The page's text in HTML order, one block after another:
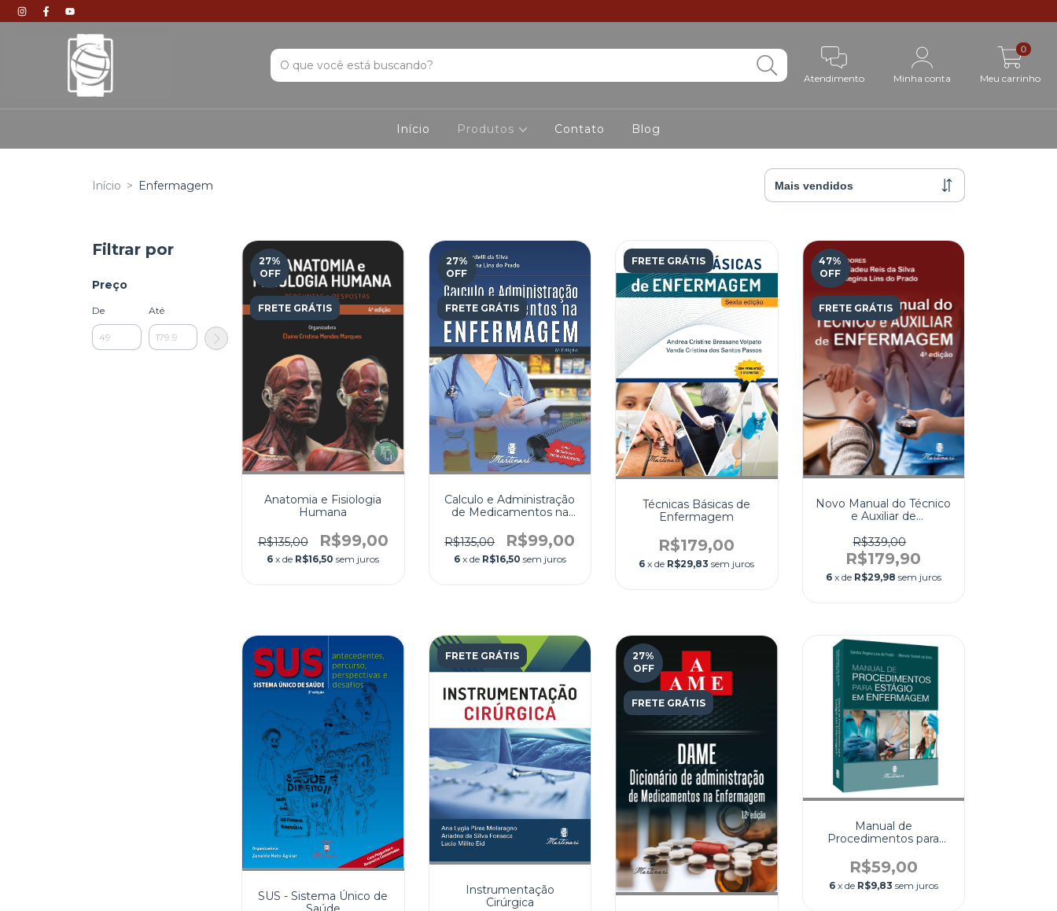
Atendimento Minha conta Meu carrinho
0
Início Produtos Contato Blog
Início > Enfermagem
Filtrar por
Preço
De Até
27%
OFF
FRETE GRÁTIS
Anatomia e Fisiologia
Humana
R$135,00 R$99,00
6 x de R$16,50 sem juros
27%
OFF
FRETE GRÁTIS
Calculo e Administração
de Medicamentos na
R$135,00
R$99,00
6 x de R$16,50 sem juros
FRETE GRÁTIS
Técnicas Básicas de
Enfermagem
R$179,00
6 x de R$29,83 sem juros
47%
OFF
FRETE GRÁTIS
Novo Manual do Técnico
e Auxiliar de
R$339,00
R$179,90
6 x de R$29,98 sem juros
SUS - Sistema Único de
FRETE GRÁTIS
Instrumentação
Cirúrgica
27%
OFF
FRETE GRÁTIS
Manual de
Procedimentos para
Enfermagem
R$59,00
6 x de R$9,83 sem juros